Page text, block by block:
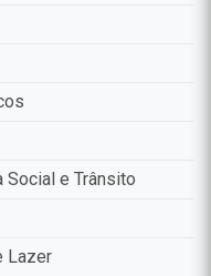
e Trânsito
Lazer